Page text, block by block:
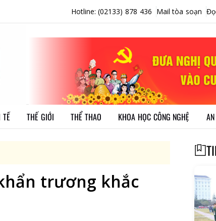
Hotline: (02133) 878 436 Mail tòa soạn
TẾ THẾ GIỚI THỂ THAO KHOA HỌC CÔNG NGHỆ
trương khắc